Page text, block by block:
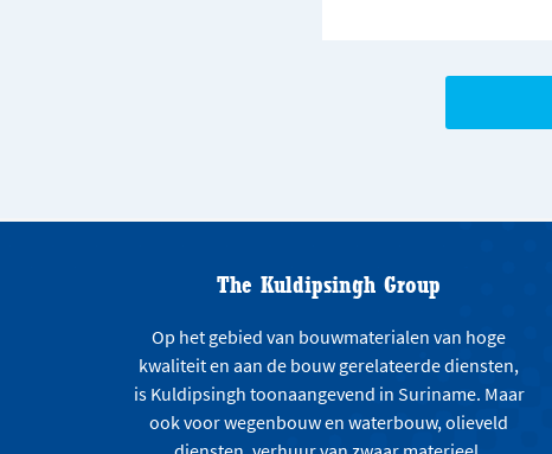
The Kuldipsingh Group
Op het gebied van bouwmaterialen van hoge
kwaliteit en aan de bouw gerelateerde diensten,
is Kuldipsingh toonaangevend in Suriname. Maar
ook voor wegenbouw en waterbouw, olieveld